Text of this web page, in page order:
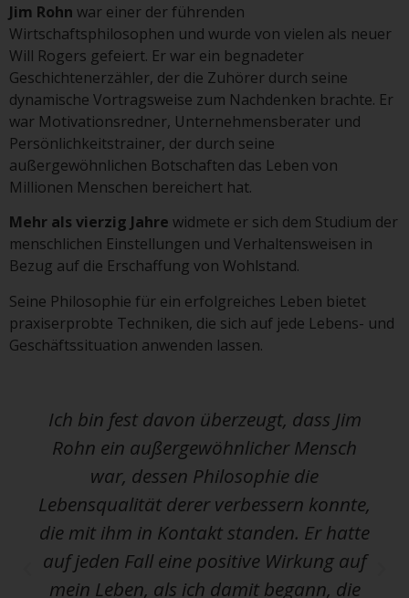
Jim Rohn war einer der führenden
Wirtschaftsphilosophen und wurde von vielen als neuer
Will Rogers gefeiert. Er war ein begnadeter
Geschichtenerzähler, der die Zuhörer durch seine
dynamische Vortragsweise zum Nachdenken brachte. Er
war Motivationsredner, Unternehmensberater und
Persönlichkeitstrainer, der durch seine
außergewöhnlichen Botschaften das Leben von
Millionen Menschen bereichert hat.
Mehr als vierzig Jahre widmete er sich dem Studium der
menschlichen Einstellungen und Verhaltensweisen in
Bezug auf die Erschaffung von Wohlstand.
Seine Philosophie für ein erfolgreiches Leben bietet
praxiserprobte Techniken, die sich auf jede Lebens- und
Geschäftssituation anwenden lassen.
Ich bin fest davon überzeugt, dass Jim
Rohn ein außergewöhnlicher Mensch
war, dessen Philosophie die
Lebensqualität derer verbessern konnte,
die mit ihm in Kontakt standen. Er hatte
auf jeden Fall eine positive Wirkung auf
mein Leben, als ich damit begann, die